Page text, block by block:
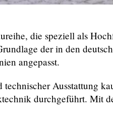
die speziell als
der in den
angepasst.
Ausstattung
durchgeführt. Mit